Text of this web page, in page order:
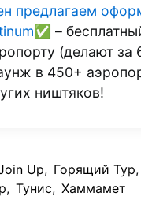
предлагаем
–
(делают за
в 450+
ништяков!
Up, Горящий Тур,
, Тунис, Хаммамет